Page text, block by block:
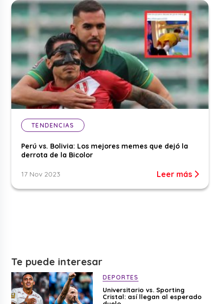
TENDENCIAS
Perú vs. Bolivia: Los mejores memes que dejó la
derrota de la Bicolor
17 Nov 2023 Leer más
Te puede interesar
DEPORTES
Universitario vs. Sporting
Cristal: así llegan al esperado